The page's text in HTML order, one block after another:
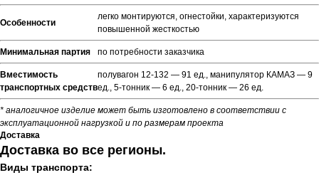
Особенности
легко монтируются, огнестойки, характеризуются
повышенной жесткостью
Минимальная партия по потребности заказчика
Вместимость
транспортных средств
полувагон 12-132 — 91 ед., манипулятор КАМАЗ — 9
ед., 5-тонник — 6 ед., 20-тонник — 26 ед.
* аналогичное изделие может быть изготовлено в соответствии с
эксплуатационной нагрузкой и по размерам проекта
Доставка
Доставка во все регионы.
Виды транспорта: